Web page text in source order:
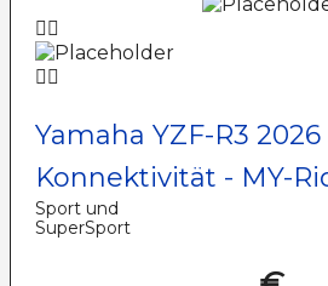
Yamaha YZF-R3
Konnektivität - MY-
Sport und
SuperSport